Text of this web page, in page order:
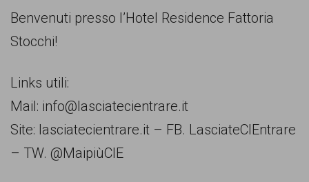
Benvenuti presso l’Hotel Residence Fattoria
Stocchi!
Links utili:
Mail: info@lasciatecientrare.it
Site: lasciatecientrare.it – FB. LasciateCIEntrare
– TW. @MaipiùCIE